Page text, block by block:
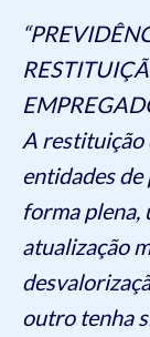
A restituição
entidades de
forma plena,
atualização
outro tenha